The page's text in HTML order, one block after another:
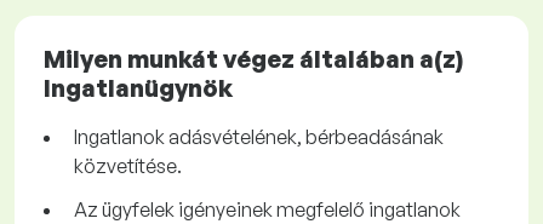
Milyen munkát végez általában a(z)
Ingatlanügynök
Ingatlanok adásvételének, bérbeadásának
közvetítése.
Az ügyfelek igényeinek megfelelő ingatlanok